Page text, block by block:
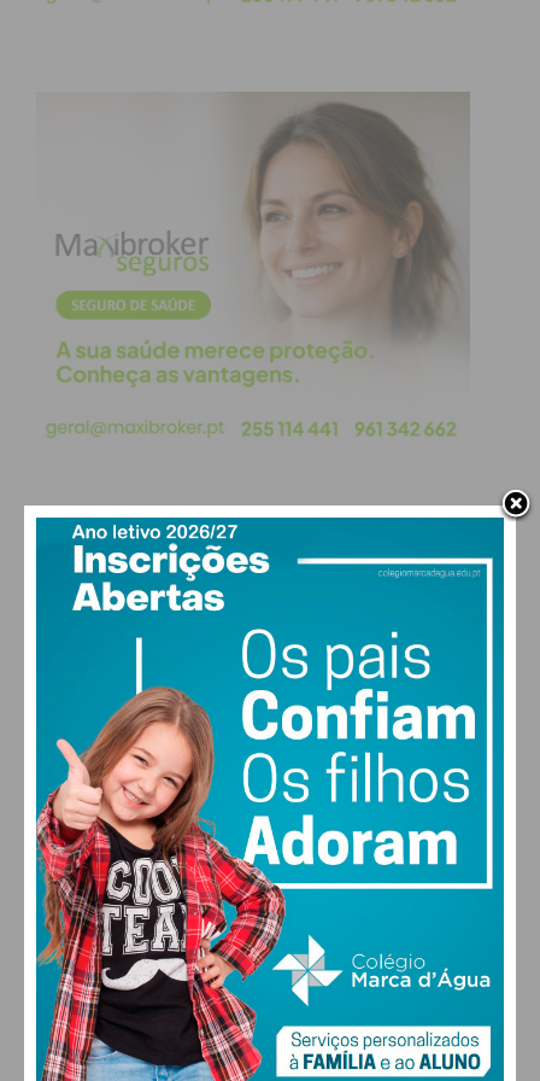
Imediato
Assine nossa newsletter por e-mail e
obtenha de forma regular a informação
atualizada.
Eu li e concordo com os
PAÇOS DE FERREIRA
21°
76% humidade
vento: 2m/s SSO
MAX 21 • MIN 21
21
SEG
30
TER
31°
QUA
32 °
FARMACIAS DE SERVIÇO EM PAÇOS DE